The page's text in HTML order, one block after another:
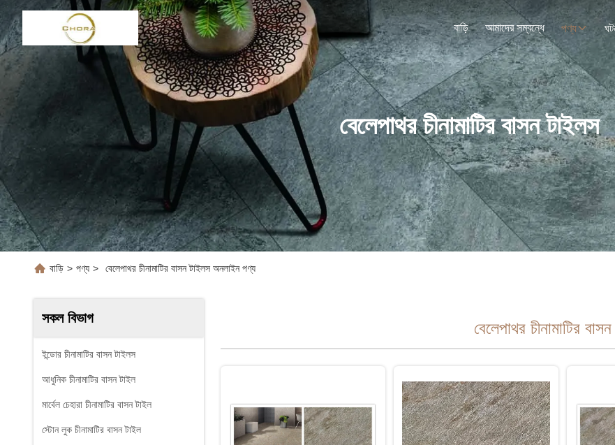
বাড়ি আমাদের সম্বন্ধে পণ্য
বেলেপাথর চীনামাটির বাসন টাইলস
বাড়ি > পণ্য > বেলেপাথর চীনামাটির বাসন টাইলস অনলাইন পণ্য
সকল বিভাগ
ইন্ডোর চীনামাটির বাসন টাইলস
আধুনিক চীনামাটির বাসন টাইল
মার্বেল চেহারা চীনামাটির বাসন টাইল
স্টোন লুক চীনামাটির বাসন টাইল
বেলেপাথর চীনামাটির